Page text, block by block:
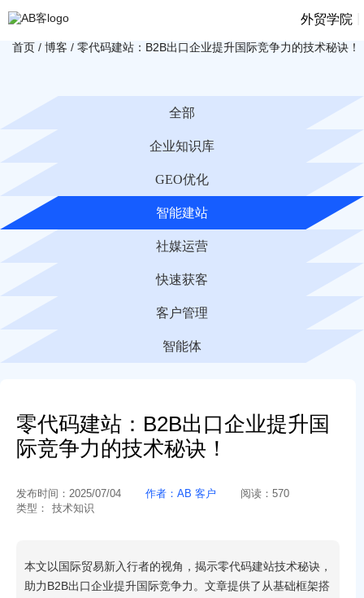
外贸学院
首页 / 博客 / 零代码建站：B2B出口企业提升国际竞争力的技术秘诀！
全部
企业知识库
GEO优化
智能建站
社媒运营
快速获客
客户管理
智能体
零代码建站：B2B出口企业提升国
际竞争力的技术秘诀！
发布时间： 2025/07/04 作者： AB 客户 阅读： 570
类型：
技术知识
本文以国际贸易新入行者的视角，揭示零代码建站技术秘诀，
助力B2B出口企业提升国际竞争力。文章提供了从基础框架搭